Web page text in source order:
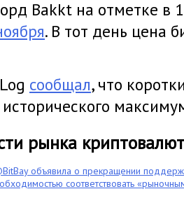
Bakkt на отметке в
. В тот день цена
сообщал, что
рынка криптовалют
объявила о прекращении
соответствовать